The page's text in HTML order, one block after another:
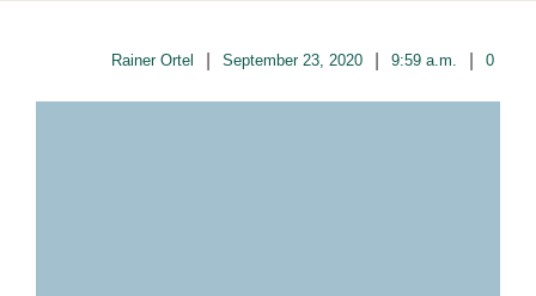
Rainer Ortel September 23, 2020 9:59 a.m. 0